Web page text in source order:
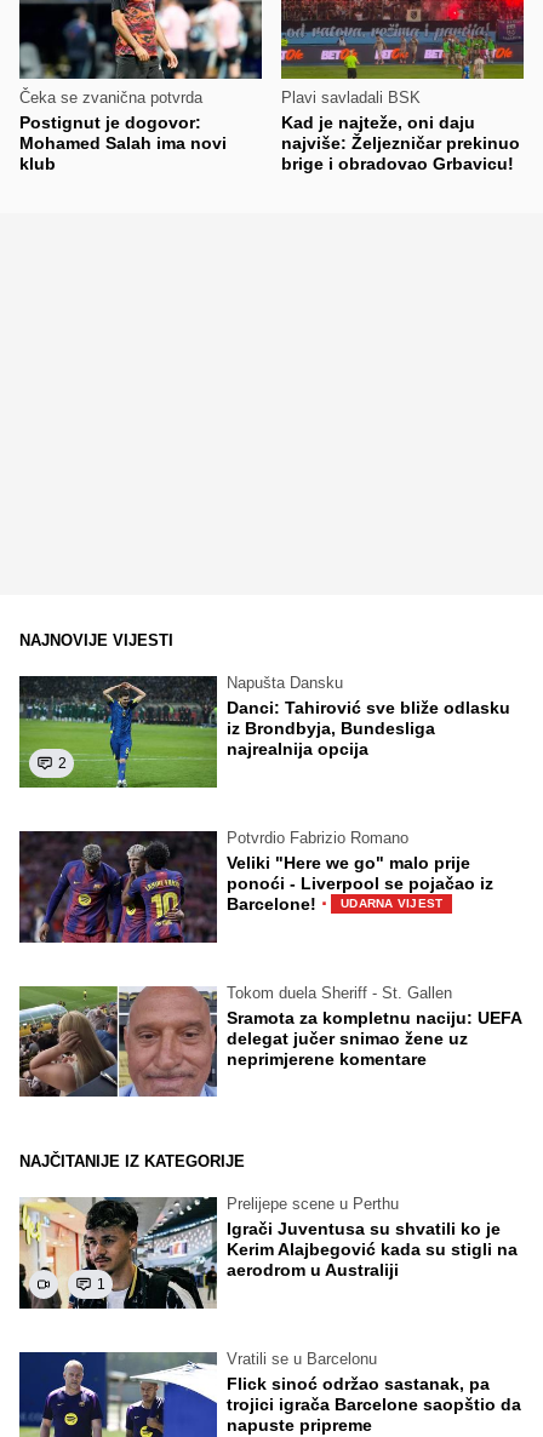
Čeka se zvanična potvrda
Postignut je dogovor:
Mohamed Salah ima novi
klub
Plavi savladali BSK
Kad je najteže, oni daju
najviše: Željezničar prekinuo
brige i obradovao Grbavicu!
NAJNOVIJE VIJESTI
2
Napušta Dansku
Danci: Tahirović sve bliže odlasku
iz Brondbyja, Bundesliga
najrealnija opcija
Potvrdio Fabrizio Romano
Veliki "Here we go" malo prije
ponoći - Liverpool se pojačao iz
Barcelone! · UDARNA VIJEST
Tokom duela Sheriff - St. Gallen
Sramota za kompletnu naciju: UEFA
delegat jučer snimao žene uz
neprimjerene komentare
NAJČITANIJE IZ KATEGORIJE
1
Prelijepe scene u Perthu
Igrači Juventusa su shvatili ko je
Kerim Alajbegović kada su stigli na
aerodrom u Australiji
Vratili se u Barcelonu
Flick sinoć održao sastanak, pa
trojici igrača Barcelone saopštio da
napuste pripreme